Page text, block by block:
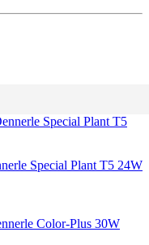
Special Plant Т5 24W